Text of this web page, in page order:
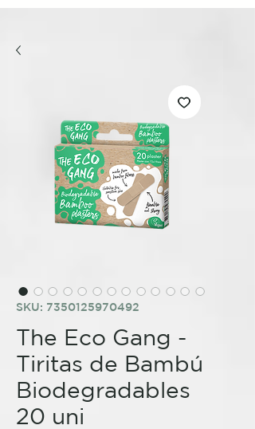
SKU: 7350125970492
The Eco Gang -
Tiritas de Bambú
Biodegradables
20 uni